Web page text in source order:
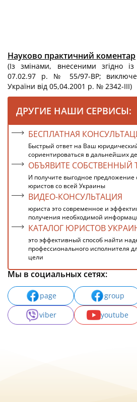
Науково практичний коментар
(Із змінами, внесеними згідно
07.02.97 р. № 55/97-ВР;
України від 05,04.2001 р. № 2342-ІІІ)
ДРУГИЕ НАШИ СЕРВИСЫ:
БЕСПЛАТНАЯ
Быстрый ответ на Ваш
сориентироваться в дальнейших
ОБЪЯВИТЕ СОБСТВЕННЫЙ
И получите выгодное предложение
юристов со всей Украины
ВИДЕО-КОНСУЛЬТАЦИЯ
юриста это современное и
получения необходимой
КАТАЛОГ ЮРИСТОВ
это эффективный способ найти
профессионального исполнителя
цели
Мы в социальных сетях:
page group
viber
youtube